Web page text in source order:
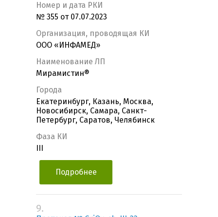
Номер и дата РКИ
№ 355 от 07.07.2023
Организация, проводящая КИ
ООО «ИНФАМЕД»
Наименование ЛП
Мирамистин®
Города
Екатеринбург, Казань, Москва,
Новосибирск, Самара, Санкт-
Петербург, Саратов, Челябинск
Фаза КИ
Подробнее
9.